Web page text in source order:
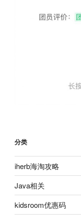
分类
iherb海淘攻略
Java相关
kidsroom优惠码